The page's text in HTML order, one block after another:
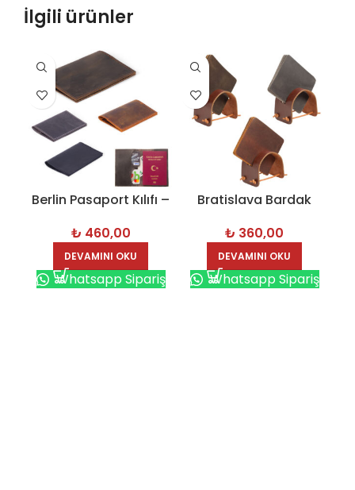
İlgili ürünler
Berlin Pasaport Kılıfı –
₺ 460,00
DEVAMINI OKU
Whatsapp Sipariş
Bratislava Bardak
₺ 360,00
DEVAMINI OKU
Whatsapp Sipariş